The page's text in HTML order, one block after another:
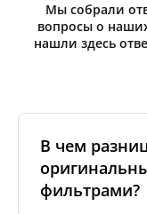
Мы собрали
вопросы о
нашли здесь
В чем
фильтрами?